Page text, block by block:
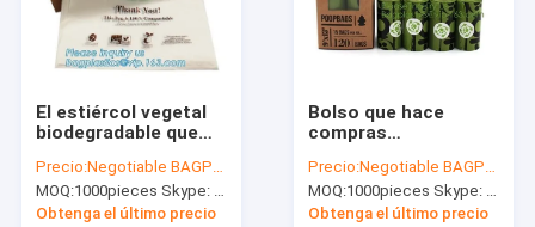
El estiércol vegetal
biodegradable que
chaleco empaqueta
verduras y da fruto
los guantes
Precio:Negotiable BAGPLASTICS@YAHOO.COM
MOQ:1000pieces Skype: mydearneil
Obtenga el último precio
Bolso que hace
compras
abonable de la
camiseta de la
manija del chaleco de
Precio:Negotiable BAGPLASTICS@YAHOO.COM
MOQ:1000pieces Skype: mydearneil
Obtenga el último precio